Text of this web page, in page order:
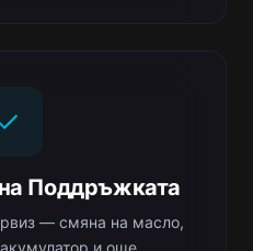
Поддръжката
— смяна на масло,
и още.